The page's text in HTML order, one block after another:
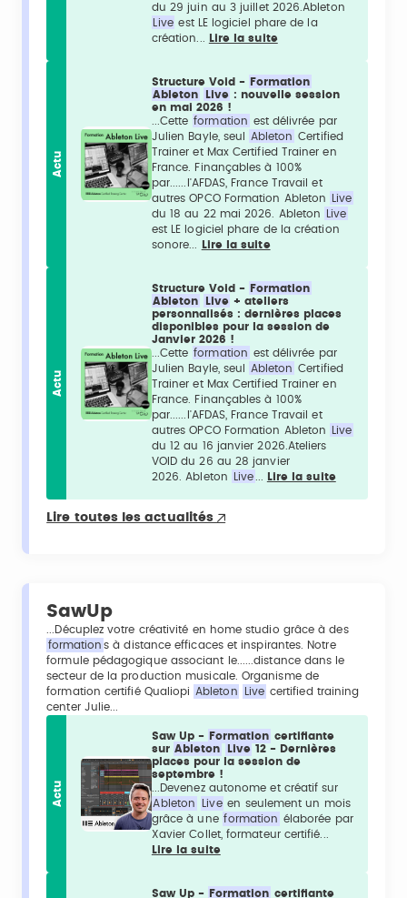
du 29 juin au 3 juillet 2026.Ableton
Live est LE logiciel phare de la
création...
Lire la suite
Actu
Structure Void -
Formation
Ableton
Live : nouvelle session
en mai 2026 !
...Cette formation est délivrée par
Julien Bayle, seul
Ableton Certified
Trainer et Max Certified Trainer en
France. Finançables à 100%
par......l'AFDAS, France Travail et
autres OPCO Formation Ableton
Live
du 18 au 22 mai 2026. Ableton
Live
est LE logiciel phare de la création
sonore...
Lire la suite
Actu
Structure Void -
Formation
Ableton
Live + ateliers
personnalisés : dernières places
disponibles pour la session de
Janvier 2026 !
...Cette formation est délivrée par
Julien Bayle, seul
Ableton Certified
Trainer et Max Certified Trainer en
France. Finançables à 100%
par......l'AFDAS, France Travail et
autres OPCO Formation Ableton
Live
du 12 au 16 janvier 2026.Ateliers
VOID du 26 au 28 janvier
2026. Ableton
Live Lire la suite
Lire toutes les actualités
SawUp
...Décuplez votre créativité en home studio grâce à des
formation s à distance efficaces et inspirantes. Notre
formule pédagogique associant le......distance dans le
secteur de la production musicale. Organisme de
formation certifié Qualiopi
Ableton Live certified training
center Julie...
Actu
Saw Up - Formation certifiante
sur Ableton Live 12 - Dernières
places pour la session de
septembre !
...Devenez autonome et créatif sur
Ableton
Live en seulement un mois
grâce à une formation élaborée par
Xavier Collet, formateur certifié...
Lire la suite
Saw Up - Formation certifiante